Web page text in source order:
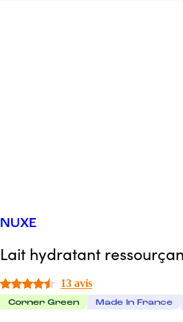
NUXE
Lait hydratant
13 avis
Corner Green Made In France